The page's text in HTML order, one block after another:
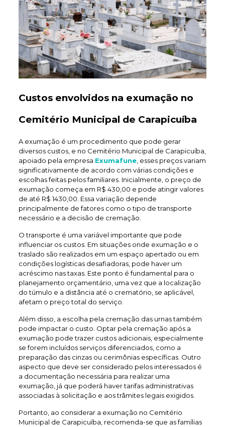
Custos envolvidos na exumação no
Cemitério Municipal de Carapicuíba
A exumação é um procedimento que pode gerar
diversos custos, e no Cemitério Municipal de Carapicuíba,
apoiado pela empresa Exumafune, esses preços variam
significativamente de acordo com várias condições e
escolhas feitas pelos familiares. Inicialmente, o preço de
exumação começa em R$ 430,00 e pode atingir valores
de até R$ 1430,00. Essa variação depende
principalmente de fatores como o tipo de transporte
necessário e a decisão de cremação.
O transporte é uma variável importante que pode
influenciar os custos. Em situações onde exumação e o
traslado são realizados em um espaço apertado ou em
condições logísticas desafiadoras, pode haver um
acréscimo nas taxas. Este ponto é fundamental para o
planejamento orçamentário, uma vez que a localização
do túmulo e a distância até o crematório, se aplicável,
afetam o preço total do serviço.
Além disso, a escolha pela cremação das urnas também
pode impactar o custo. Optar pela cremação após a
exumação pode trazer custos adicionais, especialmente
se forem incluídos serviços diferenciados, como a
preparação das cinzas ou cerimônias específicas. Outro
aspecto que deve ser considerado pelos interessados é
a documentação necessária para realizar uma
exumação, já que poderá haver tarifas administrativas
associadas à solicitação e aos trâmites legais exigidos.
Portanto, ao considerar a exumação no Cemitério
Municipal de Carapicuíba, recomenda-se que as famílias